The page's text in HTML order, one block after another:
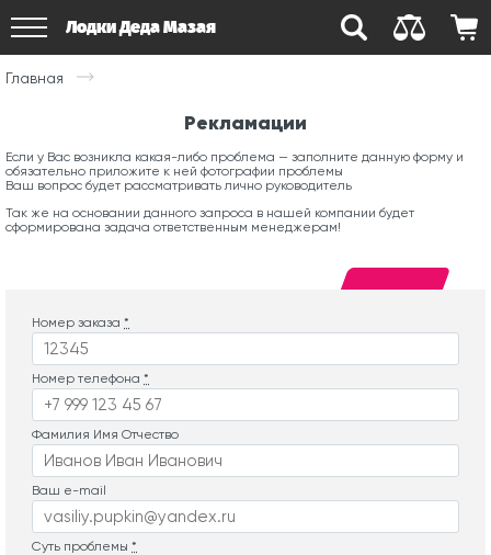
Лодки Деда Мазая
Главная
Рекламации
Если у Вас возникла какая-либо проблема — заполните данную форму и
обязательно приложите к ней фотографии проблемы
Ваш вопрос будет рассматривать лично руководитель
Так же на основании данного запроса в нашей компании будет
сформирована задача ответственным менеджерам!
Номер заказа *
Номер телефона *
Фамилия Имя Отчество
Ваш e-mail
Суть проблемы *